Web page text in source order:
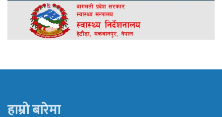
हाम्रो बारेमा